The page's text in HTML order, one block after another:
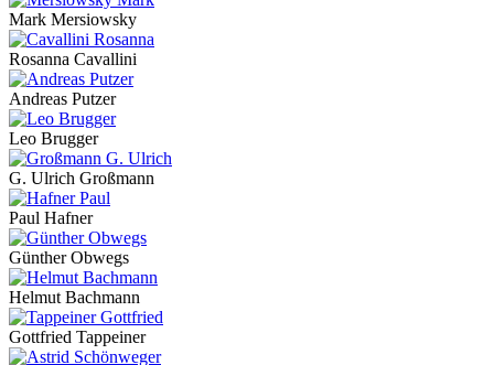
Mark Mersiowsky
Rosanna Cavallini
Andreas Putzer
Leo Brugger
G. Ulrich Großmann
Paul Hafner
Günther Obwegs
Helmut Bachmann
Gottfried Tappeiner